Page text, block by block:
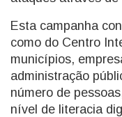
Esta campanha
como do Centro
municípios,
administração
número de
nível de literacia